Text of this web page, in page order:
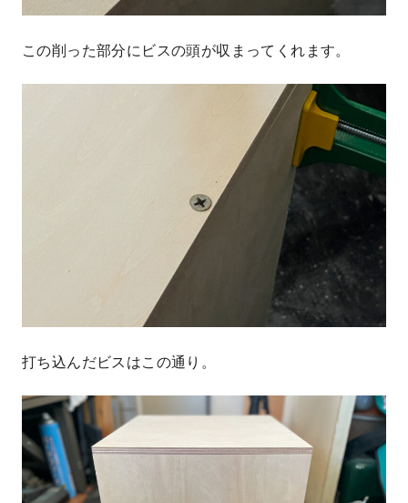
この削った部分にビスの頭が収まってくれます。
打ち込んだビスはこの通り。